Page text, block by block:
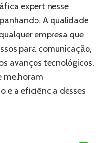
expert nesse
A qualidade
empresa que
para comunicação,
avanços tecnológicos,
melhoram
e a eficiência desses